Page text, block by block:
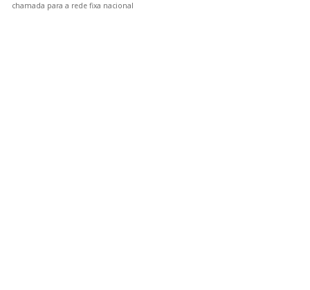
chamada para a rede fixa nacional